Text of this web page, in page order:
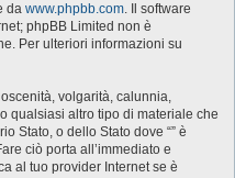
da www.phpbb.com. Il software
phpBB Limited non è
Per ulteriori informazioni su
volgarità, calunnia,
qualsiasi altro tipo di materiale che
Stato, o dello Stato dove “” è
ciò porta all’immediato e
al tuo provider Internet se è